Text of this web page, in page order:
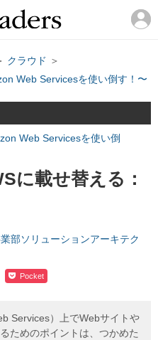
クラウド ＞
Web Servicesを使い倒す！〜
Web Servicesを使い倒
に載せ替える：
部ソリューションアーキテク
Pocket
Services）上でWebサイトや
ためのポイントは、つかめた